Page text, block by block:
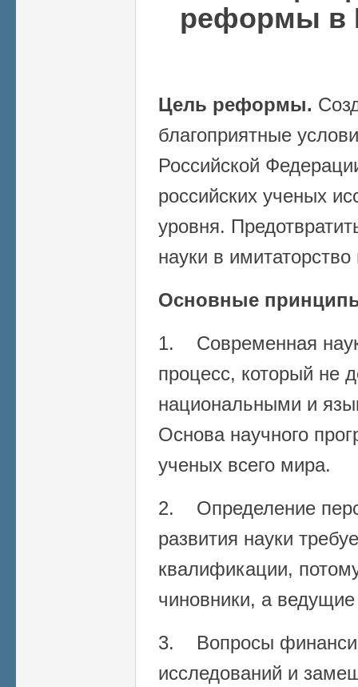
реформы в
Цель реформы.
благоприятные
Российской
российских ученых
уровня.
науки в
Основные
1. Современная
процесс, который не
национальными и
Основа научного
ученых всего мира.
2. Определение
развития науки
квалификации,
чиновники, а
3. Вопросы
исследований и